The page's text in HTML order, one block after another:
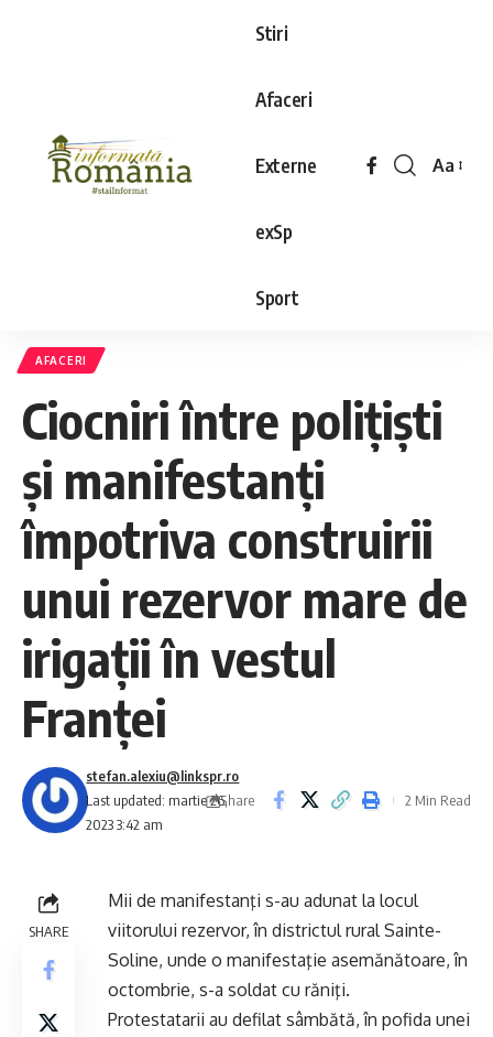
Stiri
Afaceri
Externe
exSp
Sport
Aa
AFACERI
Ciocniri între poliţişti
şi manifestanţi
împotriva construirii
unui rezervor mare de
irigaţii în vestul
Franţei
Last updated: martie 26,
2023 3:42 am
stefan.alexiu@linkspr.ro
Share
2 Min Read
SHARE
Mii de manifestanţi s-au adunat la locul
viitorului rezervor, în districtul rural Sainte-
Soline, unde o manifestaţie asemănătoare, în
octombrie, s-a soldat cu răniţi.
Protestatarii au defilat sâmbătă, în pofida unei